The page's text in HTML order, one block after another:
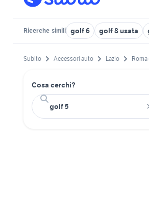
Ricerche simili golf 6 golf 8 usata
Subito Accessori auto Lazio Roma
Cosa cerchi?